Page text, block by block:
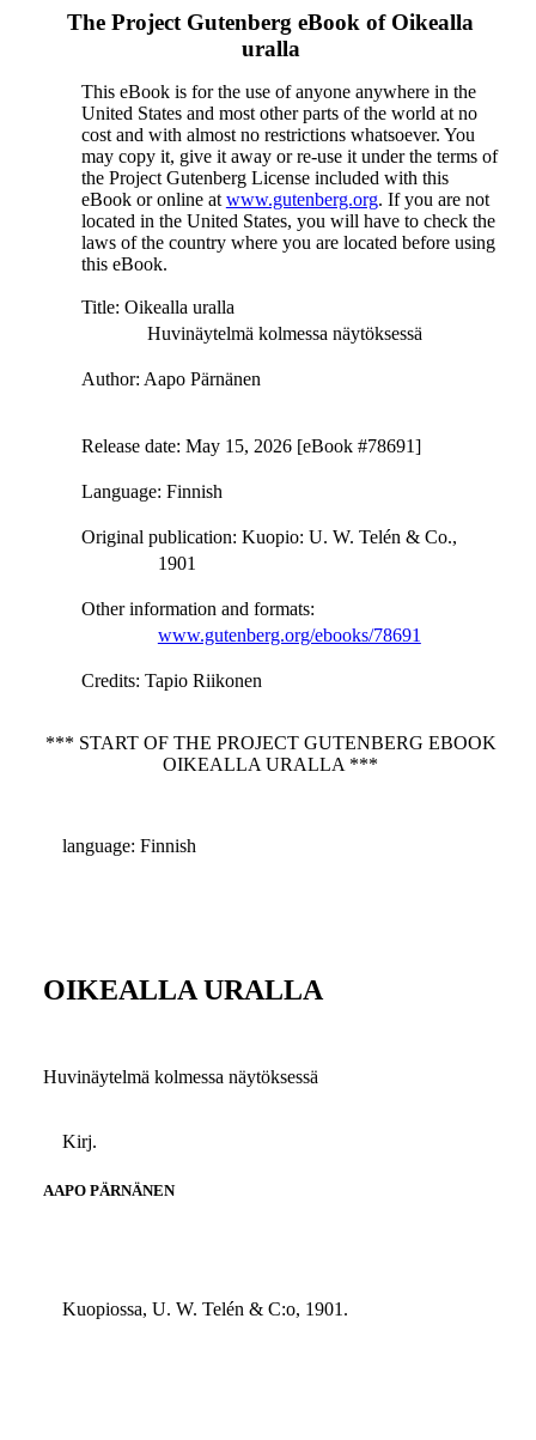
The Project Gutenberg eBook of Oikealla
uralla
This eBook is for the use of anyone anywhere in the
United States and most other parts of the world at no
cost and with almost no restrictions whatsoever. You
may copy it, give it away or re-use it under the terms of
the Project Gutenberg License included with this
eBook or online at www.gutenberg.org. If you are not
located in the United States, you will have to check the
laws of the country where you are located before using
this eBook.
Title: Oikealla uralla
Huvinäytelmä kolmessa näytöksessä
Author: Aapo Pärnänen
Release date: May 15, 2026 [eBook #78691]
Language: Finnish
Original publication: Kuopio: U. W. Telén & Co.,
1901
Other information and formats:
www.gutenberg.org/ebooks/78691
Credits: Tapio Riikonen
*** START OF THE PROJECT GUTENBERG EBOOK
OIKEALLA URALLA ***
language: Finnish
OIKEALLA URALLA
Huvinäytelmä kolmessa näytöksessä
Kirj.
AAPO PÄRNÄNEN
Kuopiossa, U. W. Telén & C:o, 1901.